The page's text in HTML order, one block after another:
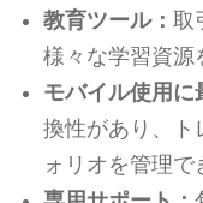
教育ツール： 取
様々な学習資源
モバイル使用に
換性があり、ト
ォリオを管理で